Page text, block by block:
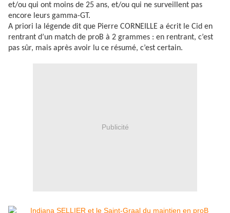
et/ou qui ont moins de 25 ans, et/ou qui ne surveillent pas
encore leurs gamma-GT.
A priori la légende dit que Pierre CORNEILLE a écrit le Cid en
rentrant d’un match de proB à 2 grammes : en rentrant, c’est
pas sûr, mais après avoir lu ce résumé, c’est certain.
Publicité